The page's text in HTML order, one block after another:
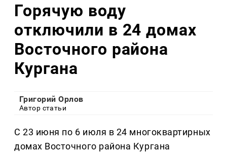
Горячую воду
отключили в 24 домах
Восточного района
Кургана
Григорий Орлов
Автор статьи
С 23 июня по 6 июля в 24 многоквартирных
домах Восточного района Кургана